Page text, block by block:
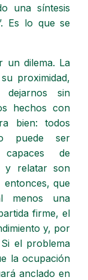
una síntesis
Es lo que se
un dilema. La
proximidad,
dejarnos sin
hechos con
bien: todos
puede ser
capaces de
y relatar son
entonces, que
menos una
firme, el
y, por
el problema
la ocupación
anclado en